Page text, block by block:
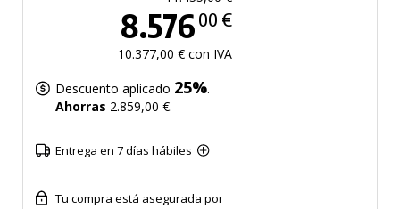
8.576 00 €
10.377,00 € con IVA
Descuento aplicado 25%.
Ahorras 2.859,00 €.
Entrega en 7 días hábiles
Tu compra está asegurada por